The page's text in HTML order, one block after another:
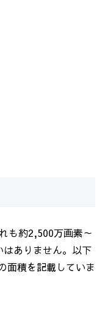
も約2,500万画素～
ありません。以下
面積を記載していま